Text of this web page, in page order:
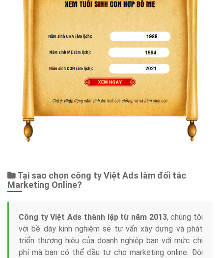
Tại sao chọn công ty Việt Ads làm đối tác
Marketing Online?
Công ty Việt Ads thành lập từ năm 2013, chúng tôi
với bề dày kinh nghiệm sẽ tư vấn xây dựng và phát
triển thương hiệu của doanh nghiệp bạn với mức chi
phí mà bạn có thể đầu tư cho marketing online. Đội